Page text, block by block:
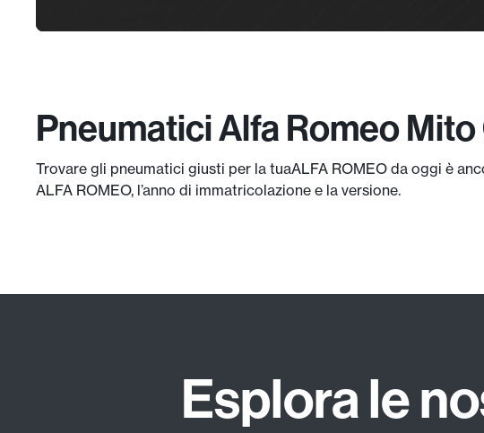
Pneumatici Alfa Romeo
Trovare gli pneumatici giusti per la tuaALFA ROMEO da oggi è
ALFA ROMEO, l’anno di immatricolazione e la versione.
Esplora le